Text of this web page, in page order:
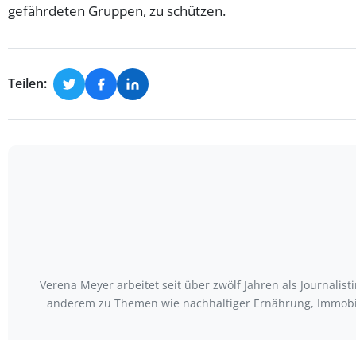
gefährdeten Gruppen, zu schützen.
Teilen:
Verena Meyer arbeitet seit über zwölf Jahren als
anderem zu Themen wie nachhaltiger Ernährung,